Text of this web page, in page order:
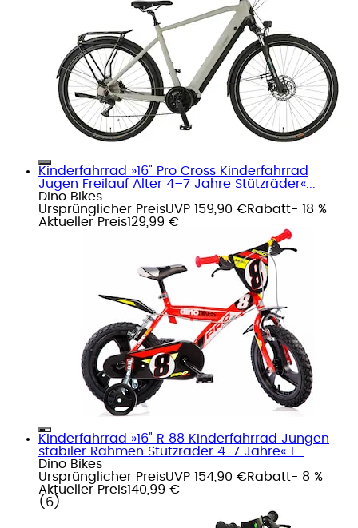
Kinderfahrrad »16" Pro Cross Kinderfahrrad
Jugen Freilauf Alter 4–7 Jahre Stützräder«...
Dino Bikes
Ursprünglicher PreisUVP 159,90 €Rabatt- 18 %
Aktueller Preis129,99 €
Kinderfahrrad »16" R 88 Kinderfahrrad Jungen
stabiler Rahmen Stützräder 4-7 Jahre« 1...
Dino Bikes
Ursprünglicher PreisUVP 154,90 €Rabatt- 8 %
Aktueller Preis140,99 €
( 6 )